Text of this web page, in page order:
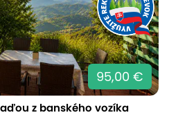
95,00 €
z banského vozíka